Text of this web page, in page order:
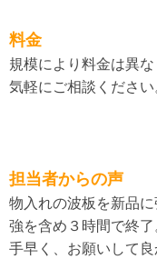
料金
規模により料金は異
気軽にご相談ください
担当者からの声
物入れの波板を新品
強を含め３時間で終
手早く、お願いして